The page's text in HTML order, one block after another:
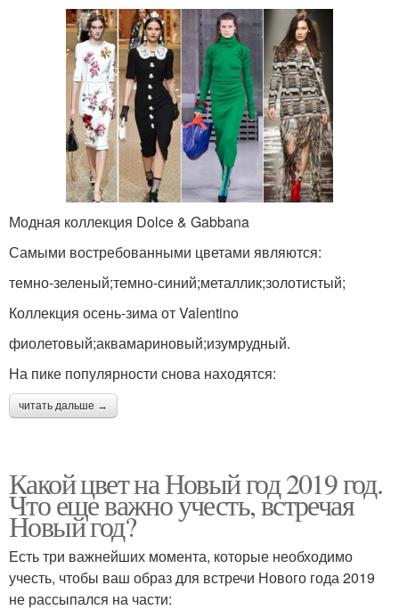
Модная коллекция Dolce & Gabbana
Самыми востребованными цветами являются:
темно-зеленый;темно-синий;металлик;золотистый;
Коллекция осень-зима от Valentino
фиолетовый;аквамариновый;изумрудный.
На пике популярности снова находятся:
читать дальше →
Какой цвет на Новый год 2019 год.
Что еще важно учесть, встречая
Новый год?
Есть три важнейших момента, которые необходимо
учесть, чтобы ваш образ для встречи Нового года 2019
не рассыпался на части: